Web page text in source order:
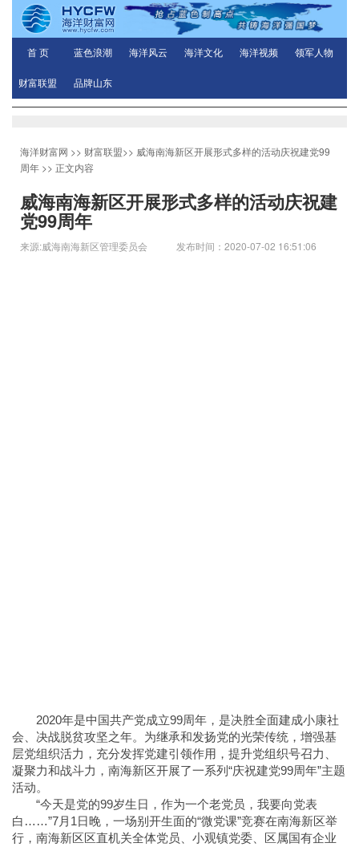
首 页 蓝色浪潮 海洋风云 海洋文化 海洋视频 领军人物
财富联盟 品牌山东
海洋财富网 >> 财富联盟>> 威海南海新区开展形式多样的活动庆祝建党99
周年 >> 正文内容
威海南海新区开展形式多样的活动庆祝建
党99周年
来源:威海南海新区管理委员会 发布时间：2020-07-02 16:51:06
2020年是中国共产党成立99周年，是决胜全面建成小康社
会、决战脱贫攻坚之年。为继承和发扬党的光荣传统，增强基
层党组织活力，充分发挥党建引领作用，提升党组织号召力、
凝聚力和战斗力，南海新区开展了一系列“庆祝建党99周年”主题
活动。
“今天是党的99岁生日，作为一个老党员，我要向党表
白……”7月1日晚，一场别开生面的“微党课”竞赛在南海新区举
行，南海新区区直机关全体党员、小观镇党委、区属国有企业